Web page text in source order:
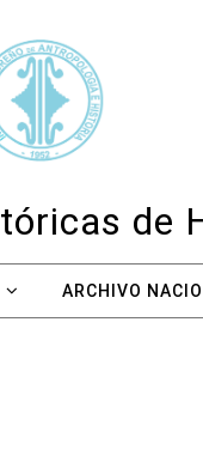
de
ARCHIVO